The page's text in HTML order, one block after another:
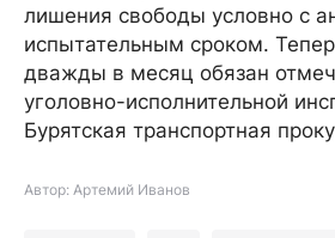
лишения свободы условно с
испытательным сроком.
дважды в месяц обязан
уголовно-исполнительной
Бурятская транспортная
Автор: Артемий Иванов